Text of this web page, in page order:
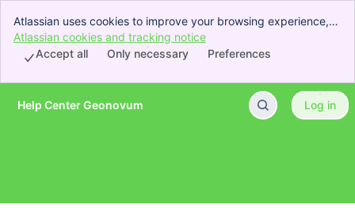
Atlassian uses cookies to improve your browsing experience,
perform analytics and research, and conduct advertising.
Accept all cookies to indicate that you agree to our use of
Atlassian cookies and tracking notice
Preferences
Only necessary
Accept all
Skip to Main Content
Help Center Geonovum Log in